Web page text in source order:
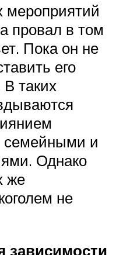
мероприятий
провал в том
Пока он не
его
таких
семейными и
Однако
же
не
зависимости